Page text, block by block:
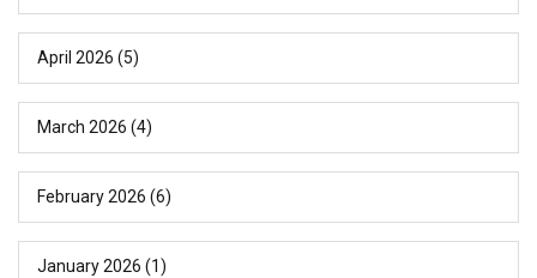
April 2026 (5)
March 2026 (4)
February 2026 (6)
January 2026 (1)